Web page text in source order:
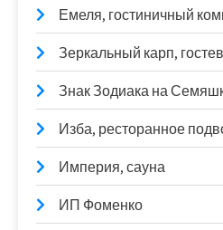
Емеля, гостиничный
Зеркальный карп,
Знак Зодиака на
Изба, ресторанное
Империя, сауна
ИП Фоменко